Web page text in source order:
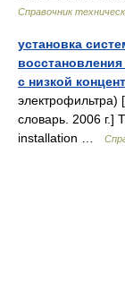
Справочник
установка
восстановления
с низкой
электрофильтра)
словарь. 2006 г.]
installation …